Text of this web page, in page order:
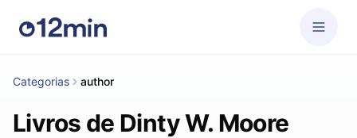
Categorias author
Livros de Dinty W. Moore